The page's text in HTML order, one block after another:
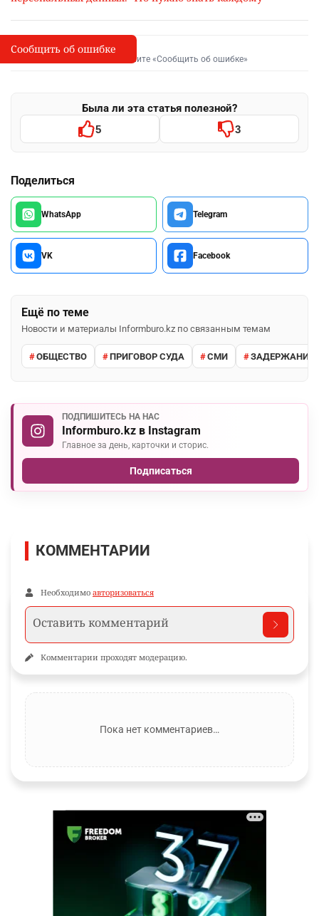
I
Сообщить об опечатке
Выделите фрагмент и нажмите «Сообщить об ошибке»
Была ли эта статья полезной?
5 3
Поделиться
WhatsApp Telegram
VK Facebook
Ещё по теме
Новости и материалы Informburo.kz по связанным темам
ОБЩЕСТВО ПРИГОВОР СУДА СМИ ЗАДЕРЖАНИЕ
ПОДПИШИТЕСЬ НА НАС
Informburo.kz в Instagram
Главное за день, карточки и сторис.
Подписаться
Сообщить об ошибке
КОММЕНТАРИИ
Необходимо авторизоваться
Комментарии проходят модерацию.
Пока нет комментариев…